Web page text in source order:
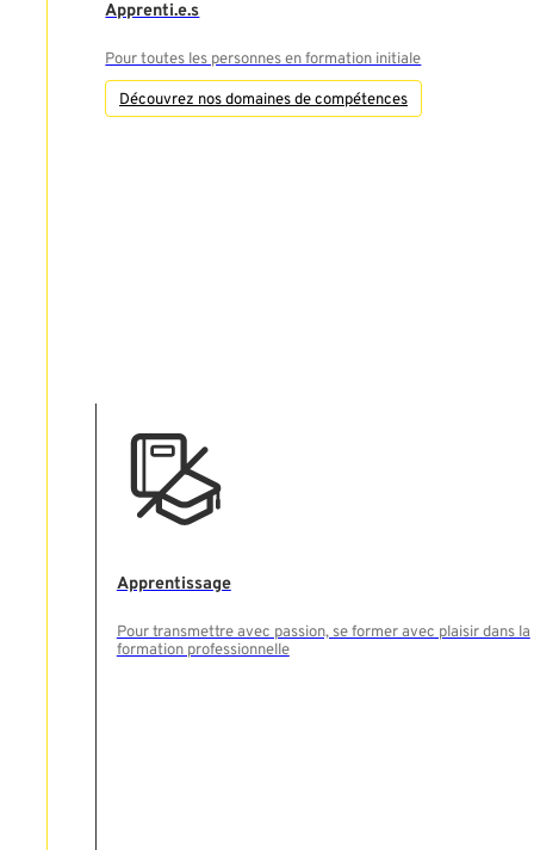
Apprenti.e.s
Pour toutes les personnes en formation initiale
Découvrez nos domaines de compétences
Apprentissage
Pour transmettre avec passion, se former avec plaisir dans la
formation professionnelle